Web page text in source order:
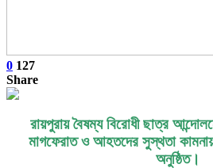
0 127
Share
রায়পুরায় বৈষম্য বিরোধী ছাত্র
মাগফেরাত ও আহতদের সুস্থতা
অনুষ্ঠিত।